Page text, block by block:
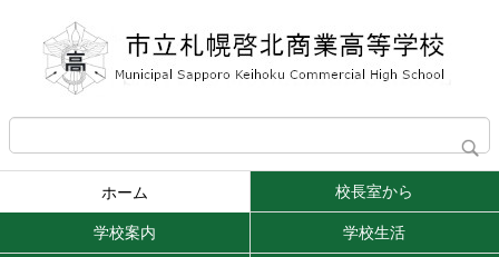
ホーム 校長室から
学校案内 学校生活